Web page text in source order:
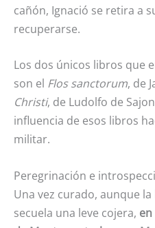
cañón, Ignació se retira a
recuperarse.
Los dos únicos libros que
son el Flos sanctorum, de
Christi, de Ludolfo de
influencia de esos libros
militar.
Peregrinación e
Una vez curado, aunque
secuela una leve cojera,